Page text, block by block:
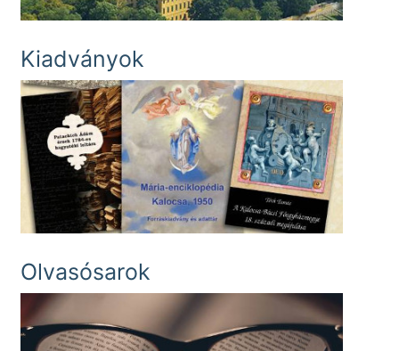
Kiadványok
Olvasósarok